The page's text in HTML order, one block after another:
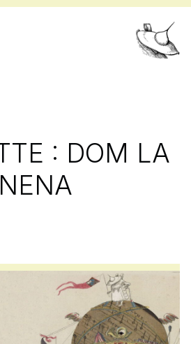
Pour
: DOM LA
NENA